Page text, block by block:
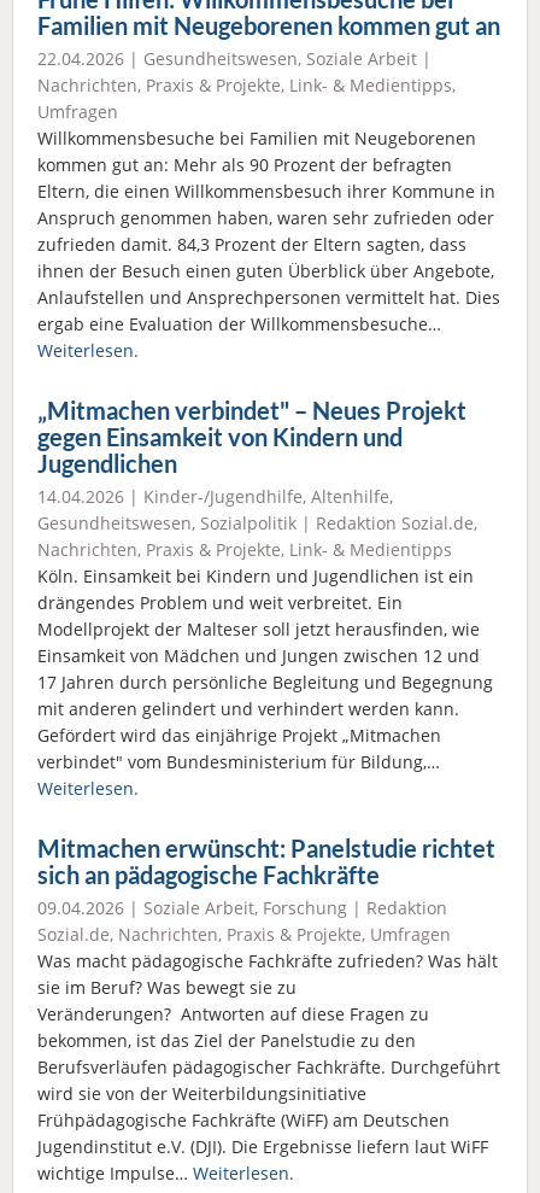
Familien mit Neugeborenen kommen gut an
22.04.2026 | Gesundheitswesen, Soziale Arbeit |
Nachrichten, Praxis & Projekte, Link- & Medientipps,
Umfragen
Willkommensbesuche bei Familien mit Neugeborenen
kommen gut an: Mehr als 90 Prozent der befragten
Eltern, die einen Willkommensbesuch ihrer Kommune in
Anspruch genommen haben, waren sehr zufrieden oder
zufrieden damit. 84,3 Prozent der Eltern sagten, dass
ihnen der Besuch einen guten Überblick über Angebote,
Anlaufstellen und Ansprechpersonen vermittelt hat. Dies
ergab eine Evaluation der Willkommensbesuche…
Weiterlesen.
„Mitmachen verbindet" – Neues Projekt
gegen Einsamkeit von Kindern und
Jugendlichen
14.04.2026 | Kinder-/Jugendhilfe, Altenhilfe,
Gesundheitswesen, Sozialpolitik | Redaktion Sozial.de,
Nachrichten, Praxis & Projekte, Link- & Medientipps
Köln. Einsamkeit bei Kindern und Jugendlichen ist ein
drängendes Problem und weit verbreitet. Ein
Modellprojekt der Malteser soll jetzt herausfinden, wie
Einsamkeit von Mädchen und Jungen zwischen 12 und
17 Jahren durch persönliche Begleitung und Begegnung
mit anderen gelindert und verhindert werden kann.
Gefördert wird das einjährige Projekt „Mitmachen
verbindet" vom Bundesministerium für Bildung,…
Weiterlesen.
Mitmachen erwünscht: Panelstudie richtet
sich an pädagogische Fachkräfte
09.04.2026 | Soziale Arbeit, Forschung | Redaktion
Sozial.de, Nachrichten, Praxis & Projekte, Umfragen
Was macht pädagogische Fachkräfte zufrieden? Was hält
sie im Beruf? Was bewegt sie zu
Veränderungen? Antworten auf diese Fragen zu
bekommen, ist das Ziel der Panelstudie zu den
Berufsverläufen pädagogischer Fachkräfte. Durchgeführt
wird sie von der Weiterbildungsinitiative
Frühpädagogische Fachkräfte (WiFF) am Deutschen
Jugendinstitut e.V. (DJI). Die Ergebnisse liefern laut WiFF
wichtige Impulse… Weiterlesen.